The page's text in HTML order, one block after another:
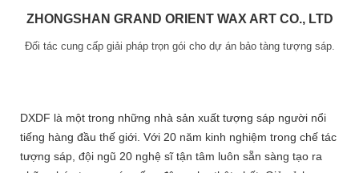
ZHONGSHAN GRAND ORIENT WAX ART CO., LTD
Đối tác cung cấp giải pháp trọn gói cho dự án bảo tàng tượng sáp.
DXDF là một trong những nhà sản xuất tượng sáp người nổi
tiếng hàng đầu thế giới. Với 20 năm kinh nghiệm trong chế tác
tượng sáp, đội ngũ 20 nghệ sĩ tận tâm luôn sẵn sàng tạo ra